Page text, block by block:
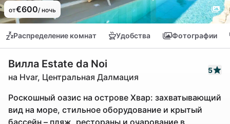
от€600/ ночь
Распределение комнат Удобства Фотографии
Вилла Estate da Noi
на Hvar, Центральная Далмация
5
Роскошный оазис на острове Хвар: захватывающий
вид на море, стильное оборудование и крытый
бассейн – пляж, рестораны и очарование в